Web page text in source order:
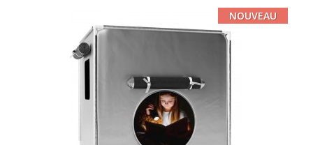
NOUVEAU